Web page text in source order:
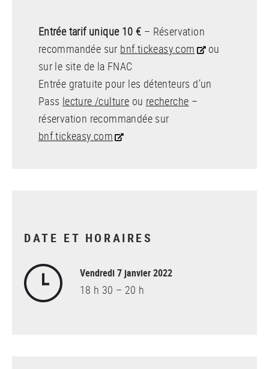
Entrée tarif unique 10 € – Réservation
recommandée sur bnf.tickeasy.com
ou
sur le site de la FNAC
Entrée gratuite pour les détenteurs d’un
Pass lecture /culture ou recherche –
réservation recommandée sur
bnf.tickeasy.com
DATE ET HORAIRES
Vendredi 7 janvier 2022
18 h 30 – 20 h